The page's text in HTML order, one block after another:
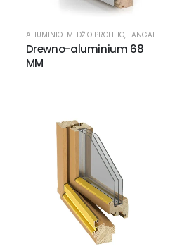
ALIUMINIO-MEDŽIO PROFILIO, LANGAI
Drewno-aluminium 68
MM